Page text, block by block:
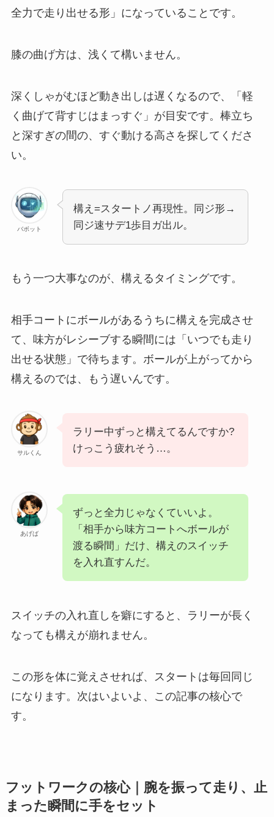
全力で走り出せる形」になっていることです。
膝の曲げ方は、浅くて構いません。
深くしゃがむほど動き出しは遅くなるので、「軽
く曲げて背すじはまっすぐ」が目安です。棒立ち
と深すぎの間の、すぐ動ける高さを探してくださ
い。
バボット
構え=スタートノ再現性。同ジ形→
同ジ速サデ1歩目ガ出ル。
もう一つ大事なのが、構えるタイミングです。
相手コートにボールがあるうちに構えを完成させ
て、味方がレシーブする瞬間には「いつでも走り
出せる状態」で待ちます。ボールが上がってから
構えるのでは、もう遅いんです。
サルくん
ラリー中ずっと構えてるんですか?
けっこう疲れそう…。
あげば
ずっと全力じゃなくていいよ。
「相手から味方コートへボールが
渡る瞬間」だけ、構えのスイッチ
を入れ直すんだ。
スイッチの入れ直しを癖にすると、ラリーが長く
なっても構えが崩れません。
この形を体に覚えさせれば、スタートは毎回同じ
になります。次はいよいよ、この記事の核心で
す。
フットワークの核心｜腕を振って走り、止
まった瞬間に手をセット